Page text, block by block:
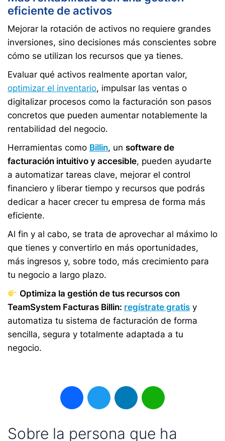
eficiente de activos
Mejorar la rotación de activos no requiere grandes
inversiones, sino decisiones más conscientes sobre
cómo se utilizan los recursos que ya tienes.
Evaluar qué activos realmente aportan valor,
optimizar el inventario, impulsar las ventas o
digitalizar procesos como la facturación son pasos
concretos que pueden aumentar notablemente la
rentabilidad del negocio.
Herramientas como Billin, un software de
facturación intuitivo y accesible, pueden ayudarte
a automatizar tareas clave, mejorar el control
financiero y liberar tiempo y recursos que podrás
dedicar a hacer crecer tu empresa de forma más
eficiente.
Al fin y al cabo, se trata de aprovechar al máximo lo
que tienes y convertirlo en más oportunidades,
más ingresos y, sobre todo, más crecimiento para
tu negocio a largo plazo.
Optimiza la gestión de tus recursos con
TeamSystem Facturas Billin: regístrate gratis y
automatiza tu sistema de facturación de forma
sencilla, segura y totalmente adaptada a tu
negocio.
FacebookTwitterLinkedInWhatsApp
Sobre la persona que ha